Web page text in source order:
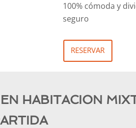
100% cómoda y
seguro
RESERVAR
HABITACION